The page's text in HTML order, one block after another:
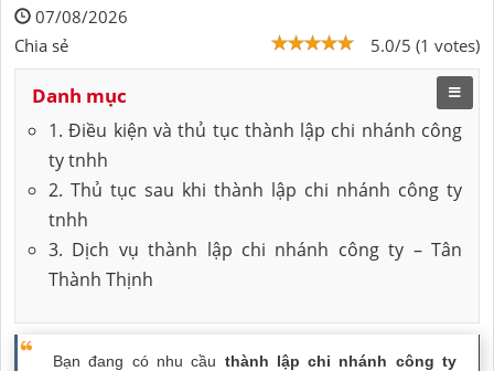
07/08/2026
5.0/5 (1 votes)
Chia sẻ
Danh mục
1. Điều kiện và thủ tục thành lập chi nhánh công
ty tnhh
2. Thủ tục sau khi thành lập chi nhánh công ty
tnhh
3. Dịch vụ thành lập chi nhánh công ty – Tân
Thành Thịnh
Bạn đang có nhu cầu thành lập chi nhánh công ty